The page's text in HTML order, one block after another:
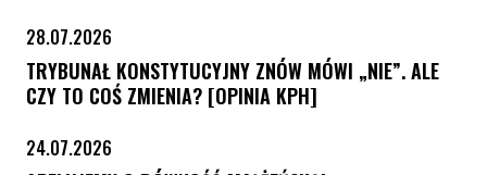
28.07.2026
TRYBUNAŁ KONSTYTUCYJNY ZNÓW MÓWI „NIE”. ALE
CZY TO COŚ ZMIENIA? [OPINIA KPH]
24.07.2026